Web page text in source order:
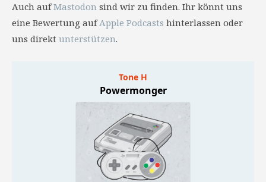
Auch aufMastodon sind wir zu finden. Ihr könnt uns
eine Bewertung aufApple Podcasts hinterlassen oder
uns direkt unterstützen.